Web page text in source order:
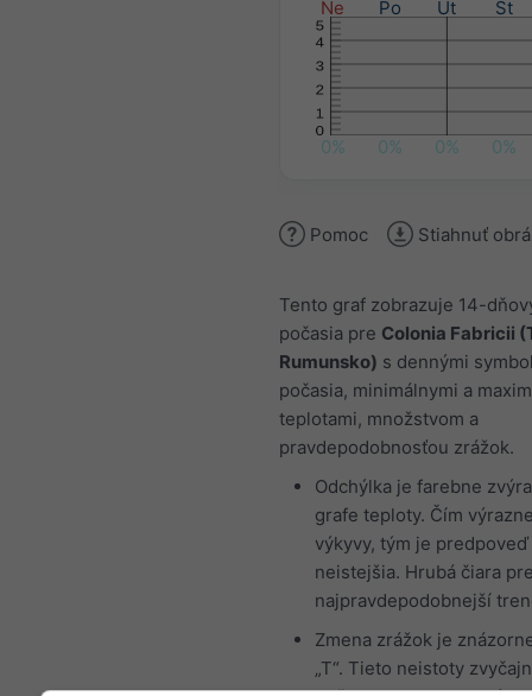
Ne
Po Ut St
0% 0% 0% 0%
Pomoc Stiahnuť
Tento graf zobrazuje 14-
počasia pre Colonia Fabricii
Rumunsko) s dennými
počasia, minimálnymi a
teplotami, množstvom a
pravdepodobnosťou zrážok.
Odchýlka je farebne
grafe teploty. Čím
výkyvy, tým je predpoveď
neistejšia. Hrubá čiara
najpravdepodobnejší
Zmena zrážok je
„T“. Tieto neistoty